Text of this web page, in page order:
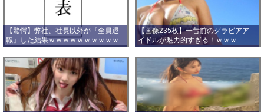
【驚愕】弊社、社長以外が『全員退
職』した結果ｗｗｗｗｗｗｗｗｗｗ
ｗｗｗ
【画像235枚】一昔前のグラビアア
イドルが魅力的すぎる！ｗｗｗ